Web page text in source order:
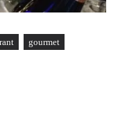
gourmet